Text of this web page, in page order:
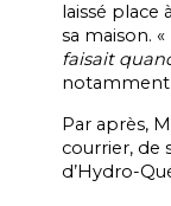
laissé place
sa maison. «
faisait
notamment
Par après,
courrier, de
d’Hydro-